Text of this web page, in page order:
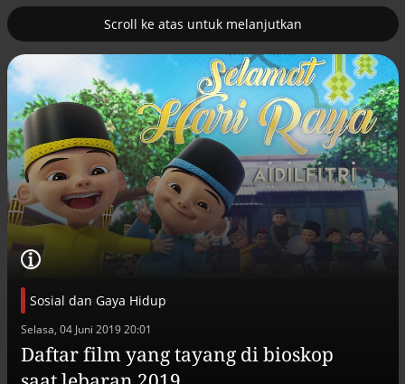
Scroll ke atas untuk melanjutkan
Sosial dan Gaya Hidup
Selasa, 04 Juni 2019 20:01
Daftar film yang tayang di bioskop
3
Tambahan TKD menggerakkan 42
kegiatan di Lhokseumawe
Efek jera untuk pejabat abai LHKPN
Alinea.id - Peristiwa